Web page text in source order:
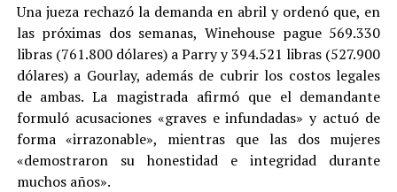
Una jueza rechazó la demanda en abril y ordenó que, en
las próximas dos semanas, Winehouse pague 569.330
libras (761.800 dólares) a Parry y 394.521 libras (527.900
dólares) a Gourlay, además de cubrir los costos legales
de ambas. La magistrada afirmó que el demandante
formuló acusaciones «graves e infundadas» y actuó de
forma «irrazonable», mientras que las dos mujeres
«demostraron su honestidad e integridad durante
muchos años».